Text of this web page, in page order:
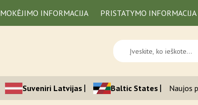
MOKĖJIMO INFORMACIJA PRISTATYMO INFORMACIJA
Suveniri Latvijas Baltic States Naujos